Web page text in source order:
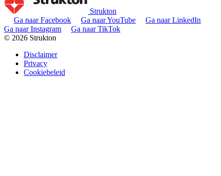
Strukton
Ga naar Facebook
Ga naar YouTube
Ga naar LinkedIn
Ga naar Instagram
Ga naar TikTok
© 2026 Strukton
Disclaimer
Privacy
Cookiebeleid